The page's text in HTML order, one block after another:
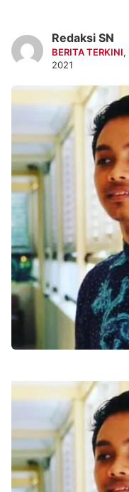
Redaksi SN
BERITA TERKINI,
2021